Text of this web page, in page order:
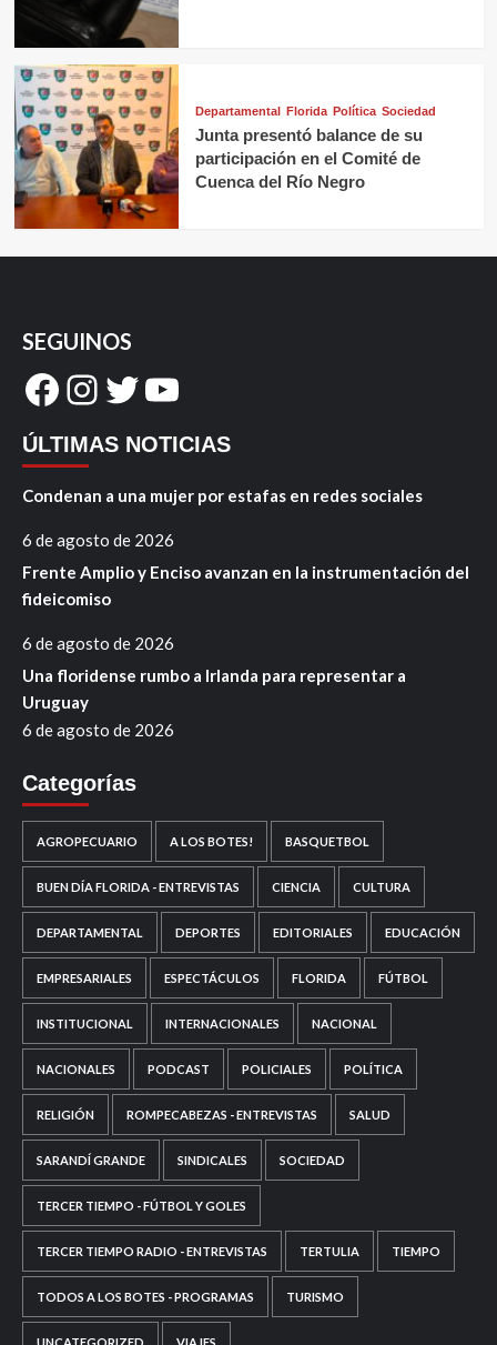
Departamental Florida Política Sociedad
Junta presentó balance de su
participación en el Comité de
Cuenca del Río Negro
SEGUINOS
Facebook
Instagram
Twitter
YouTube
ÚLTIMAS NOTICIAS
Condenan a una mujer por estafas en redes sociales
6 de agosto de 2026
Frente Amplio y Enciso avanzan en la instrumentación del
fideicomiso
6 de agosto de 2026
Una floridense rumbo a Irlanda para representar a
Uruguay
6 de agosto de 2026
Categorías
AGROPECUARIO A LOS BOTES! BASQUETBOL
BUEN DÍA FLORIDA - ENTREVISTAS CIENCIA CULTURA
DEPARTAMENTAL DEPORTES EDITORIALES EDUCACIÓN
EMPRESARIALES ESPECTÁCULOS FLORIDA FÚTBOL
INSTITUCIONAL INTERNACIONALES NACIONAL
NACIONALES PODCAST POLICIALES POLÍTICA
RELIGIÓN ROMPECABEZAS - ENTREVISTAS SALUD
SARANDÍ GRANDE SINDICALES SOCIEDAD
TERCER TIEMPO - FÚTBOL Y GOLES
TERCER TIEMPO RADIO - ENTREVISTAS TERTULIA TIEMPO
TODOS A LOS BOTES - PROGRAMAS TURISMO
UNCATEGORIZED VIAJES